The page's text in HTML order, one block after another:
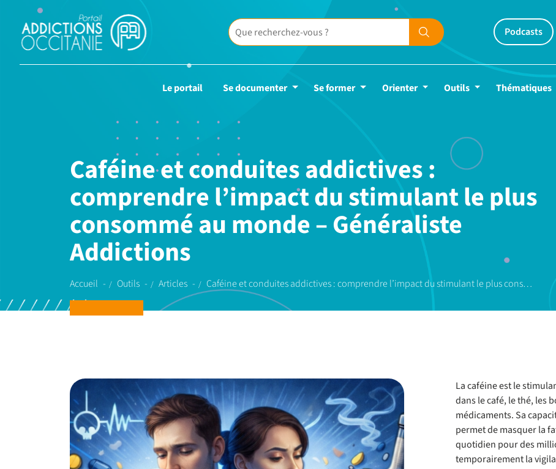
Podcasts
Le portail Se documenter Se former Orienter Outils Thématiques
Caféine et conduites addictives :
comprendre l’impact du stimulant le plus
consommé au monde – Généraliste
Addictions
Accueil Outils Articles Caféine et conduites addictives : comprendre l’impact du stimulant le plus cons…
La caféine est le
dans le café, le thé, les
médicaments. Sa
permet de masquer la
quotidien pour des
temporairement la